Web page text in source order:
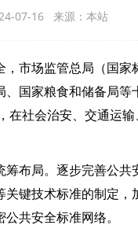
07-16 来源：本站
市场监管总局（国
国家粮食和储备局
社会治安、交通运
布局。逐步完善公
键技术标准的制定
共安全标准网络。